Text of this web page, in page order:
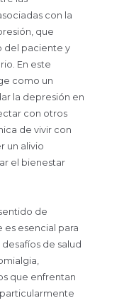
con la
que
del paciente y
En este
como un
la depresión en
con otros
de vivir con
un alivio
el bienestar
de
esencial para
de salud
que enfrentan